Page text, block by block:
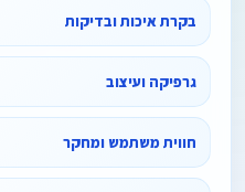
בקרת איכות ובדיקות
גרפיקה ועיצוב
חווית משתמש ומחקר